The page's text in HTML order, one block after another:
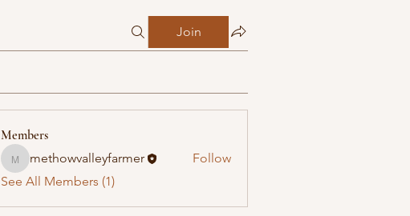
Join
Members
methowvalleyfarmer
methowvalleyfarmer
Follow
See All Members (1)